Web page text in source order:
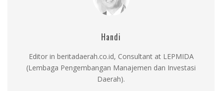
Handi
Editor in beritadaerah.co.id, Consultant at LEPMIDA
(Lembaga Pengembangan Manajemen dan Investasi
Daerah).